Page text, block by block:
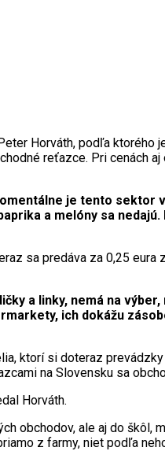
Horváth, podľa ktorého
reťazce. Pri cenách
je tento sektor
a melóny sa
sa predáva za 0,25 eura
a linky, nemá na
ich dokážu
ktorí si doteraz
na Slovensku sa
Horváth.
obchodov, ale aj do škôl,
z farmy, niet podľa